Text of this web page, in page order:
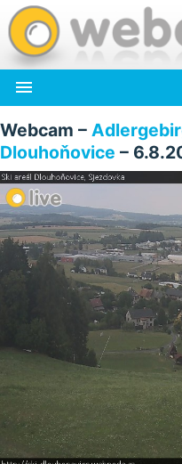

Webcam –
Dlouhoňovice –